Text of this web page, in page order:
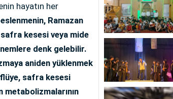
hayatın her
Ramazan
safra kesesi veya mide
denk gelebilir.
aniden yüklenmek
safra kesesi
metabolizmalarının